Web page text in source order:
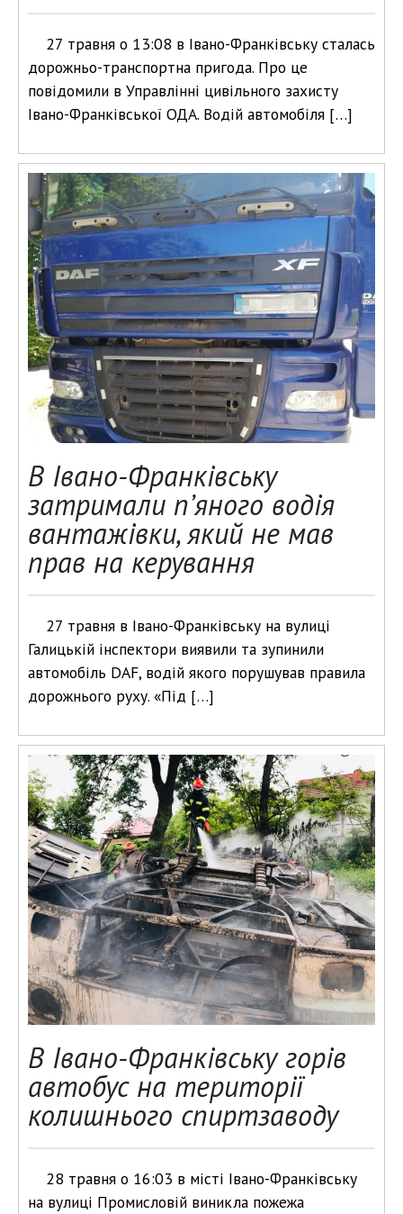
27 травня о 13:08 в Івано-Франківську сталась
дорожньо-транспортна пригода. Про це
повідомили в Управлінні цивільного захисту
Івано-Франківської ОДА. Водій автомобіля […]
В Івано-Франківську
затримали п’яного водія
вантажівки, який не мав
прав на керування
27 травня в Івано-Франківську на вулиці
Галицькій інспектори виявили та зупинили
автомобіль DAF, водій якого порушував правила
дорожнього руху. «Під […]
В Івано-Франківську горів
автобус на території
колишнього спиртзаводу
28 травня о 16:03 в місті Івано-Франківську
на вулиці Промисловій виникла пожежа